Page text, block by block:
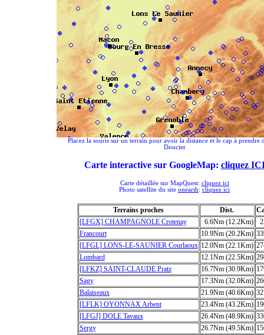
Placez la souris sur un terrain pour avoir la distance et le cap à prendre
Doucier
Carte interactive sur GoogleMap: cliquez
Carte détaillée sur MapQuest: cliquez ici
Photo satellite du site onearth: cliquez ici
Terrains proches Dist.
[LFGX] CHAMPAGNOLE Crotenay
6.6Nm (12.2Km)
Francourt
10.9Nm (20.2Km)
[LFGL] LONS-LE-SAUNIER Courlaoux 12.0Nm (22.1Km)
Lombard
12.1Nm (22.5Km)
[LFKZ] SAINT-CLAUDE Pratz
16.7Nm (30.9Km)
Sagy
17.3Nm (32.0Km)
Balaiseaux
21.9Nm (40.6Km)
[LFLK] OYONNAX Arbent
23.4Nm (43.2Km)
[LFGJ] DOLE Tavaux
26.4Nm (48.9Km)
Sergy
26.7Nm (49.5Km)